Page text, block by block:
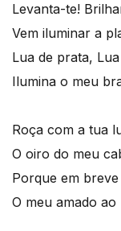
Levanta-te!
Vem iluminar a
Lua de prata,
Ilumina o meu
Roça com a tua
O oiro do meu
Porque em
O meu amado